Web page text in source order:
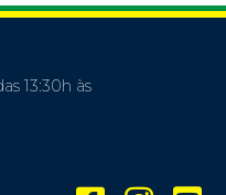
13:30h às